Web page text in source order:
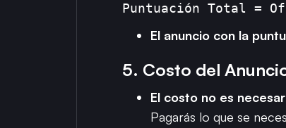
Puntuación Total =
El anuncio con la
5. Costo del
El costo no es
Pagarás lo que se